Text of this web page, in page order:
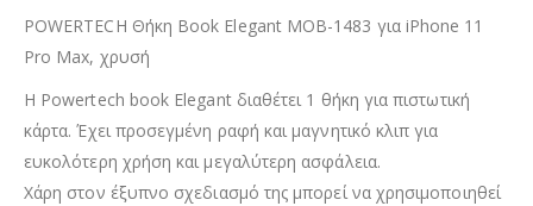
POWERTECH Θήκη Βook Elegant MOB-1483 για iPhone 11
Pro Max, χρυσή
H Powertech book Elegant διαθέτει 1 θήκη για πιστωτική
κάρτα. Έχει προσεγμένη ραφή και μαγνητικό κλιπ για
ευκολότερη χρήση και μεγαλύτερη ασφάλεια.
Χάρη στον έξυπνο σχεδιασμό της μπορεί να χρησιμοποιηθεί